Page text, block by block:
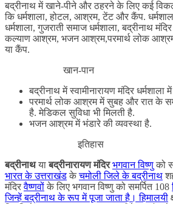
बद्रीनाथ में खाने-पीने और ठहरने के लिए कई
कि धर्मशाला, होटल, आश्रम, टेंट और कैंप. धर्मशाला
धर्मशाला, गुजराती समाज धर्मशाला, बद्रीनाथ
कल्याण आश्रम, भजन आश्रम,परमार्थ लोक
या कैंप.
खान-पान
बद्रीनाथ में स्वामीनारायण मंदिर धर्मशाला
परमार्थ लोक आश्रम में सुबह और रात के
है. मेडिकल सुविधा भी मिलती है.
भजन आश्रम में भंडारे की व्यवस्था है.
इतिहास
बद्रीनाथयाबद्रीनारायण मंदिर भगवान विष्णुको
भारत केउत्तराखंडकेचमोली जिले केबद्रीनाथ
मंदिरवैष्णवोंके लिए भगवान विष्णु को समर्पित 108
जिन्हें बद्रीनाथ के रूप में पूजा जाता है।हिमालयी